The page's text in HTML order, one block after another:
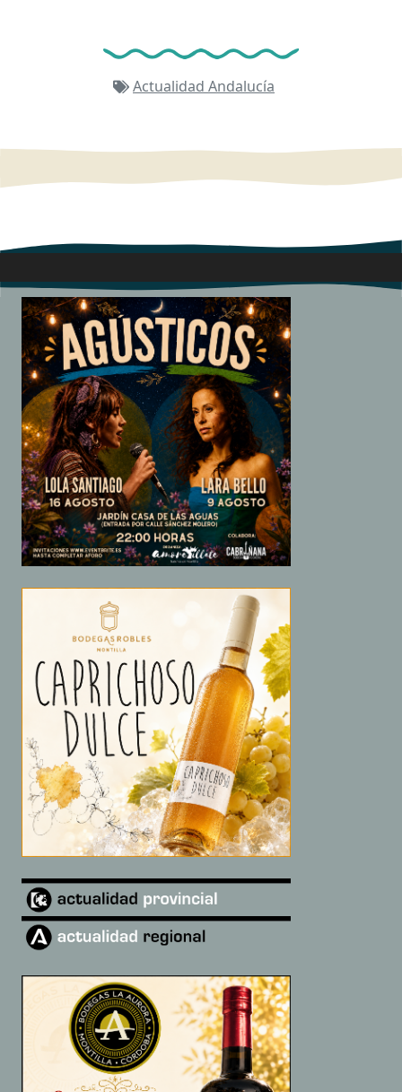
Actualidad Andalucía